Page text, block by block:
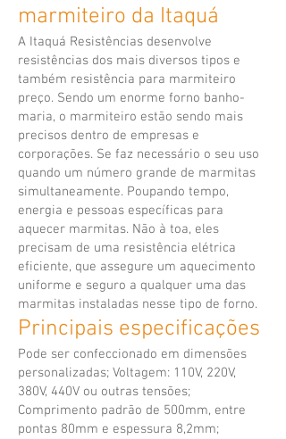
marmiteiro da Itaquá
A Itaquá Resistências desenvolve
resistências dos mais diversos tipos e
também resistência para marmiteiro
preço. Sendo um enorme forno banho-
maria, o marmiteiro estão sendo mais
precisos dentro de empresas e
corporações. Se faz necessário o seu uso
quando um número grande de marmitas
simultaneamente. Poupando tempo,
energia e pessoas específicas para
aquecer marmitas. Não à toa, eles
precisam de uma resistência elétrica
eficiente, que assegure um aquecimento
uniforme e seguro a qualquer uma das
marmitas instaladas nesse tipo de forno.
Principais especificações
Pode ser confeccionado em dimensões
personalizadas; Voltagem: 110V, 220V,
380V, 440V ou outras tensões;
Comprimento padrão de 500mm, entre
pontas 80mm e espessura 8,2mm;